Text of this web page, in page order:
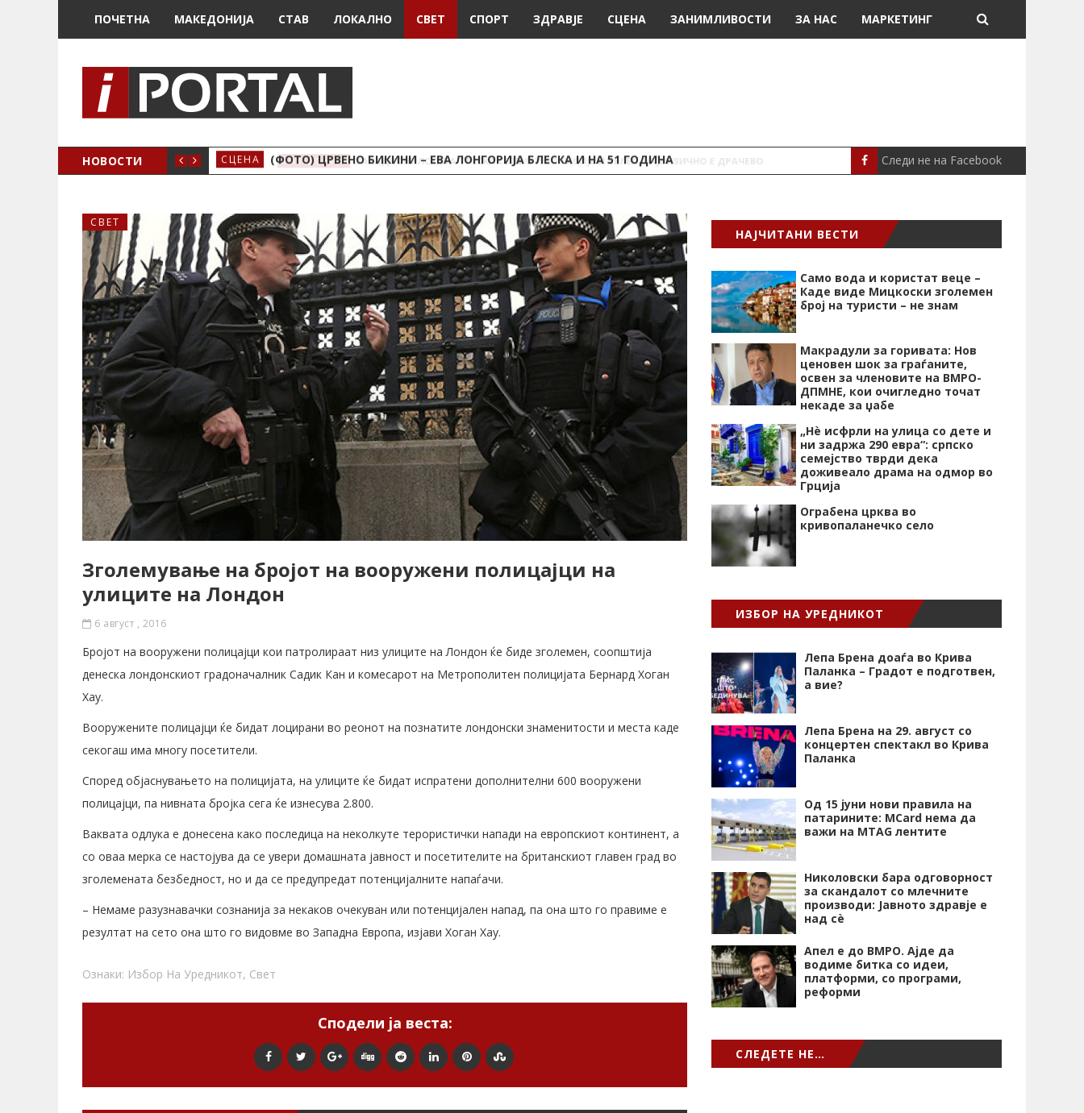
ПОЧЕТНА МАКЕДОНИЈА СТАВ ЛОКАЛНО СВЕТ СПОРТ ЗДРАВЈЕ СЦЕНА ЗАНИМЛИВОСТИ ЗА НАС МАРКЕТИНГ
НОВОСТИ
Е ДРАЧЕВО СЦЕНА (ФОТО) ЦРВЕНО БИКИНИ – ЕВА ЛОНГОРИЈА БЛЕСКА И НА 51 ГОДИНА МАКЕДОНИЈА
Следи не на Facebook
СВЕТ
Зголемување на бројот на вооружени полицајци на
улиците на Лондон
6 август , 2016
Бројот на вооружени полицајци кои патролираат низ улиците на Лондон ќе биде зголемен, соопштија
денеска лондонскиот градоначалник Садик Кан и комесарот на Метрополитен полицијата Бернард Хоган
Хау.
Вооружените полицајци ќе бидат лоцирани во реонот на познатите лондонски знаменитости и места каде
секогаш има многу посетители.
Според објаснувањето на полицијата, на улиците ќе бидат испратени дополнителни 600 вооружени
полицајци, па нивната бројка сега ќе изнесува 2.800.
Ваквата одлука е донесена како последица на неколкуте терористички напади на европскиот континент, а
со оваа мерка се настојува да се увери домашната јавност и посетителите на британскиот главен град во
зголемената безбедност, но и да се предупредат потенцијалните напаѓачи.
– Немаме разузнавачки сознанија за некаков очекуван или потенцијален напад, па она што го правиме е
резултат на сето она што го видовме во Западна Европа, изјави Хоган Хау.
Ознаки: Избор На Уредникот, Свет
Сподели ја веста:
НАЈЧИТАНИ ВЕСТИ
Само вода и користат веце –
Каде виде Мицкоски зголемен
број на туристи – не знам
Макрадули за горивата: Нов
ценовен шок за граѓаните,
освен за членовите на ВМРО-
ДПМНЕ, кои очигледно точат
некаде за џабе
„Нѐ исфрли на улица со дете и
ни задржа 290 евра“: српско
семејство тврди дека
доживеало драма на одмор во
Грција
Ограбена црква во
кривопаланечко село
ИЗБОР НА УРЕДНИКОТ
Лепа Брена доаѓа во Крива
Паланка – Градот е подготвен,
а вие?
Лепа Брена на 29. август со
концертен спектакл во Крива
Паланка
Од 15 јуни нови правила на
патарините: MCard нема да
важи на MTAG лентите
Николовски бара одговорност
за скандалот со млечните
производи: Јавното здравје е
над сѐ
Апел е до ВМРО. Ајде да
водиме битка со идеи,
платформи, со програми,
реформи
СЛЕДЕТЕ НЕ…